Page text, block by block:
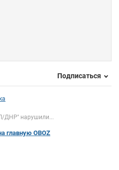
Подписаться
ДНР'' нарушили...
главную OBOZ